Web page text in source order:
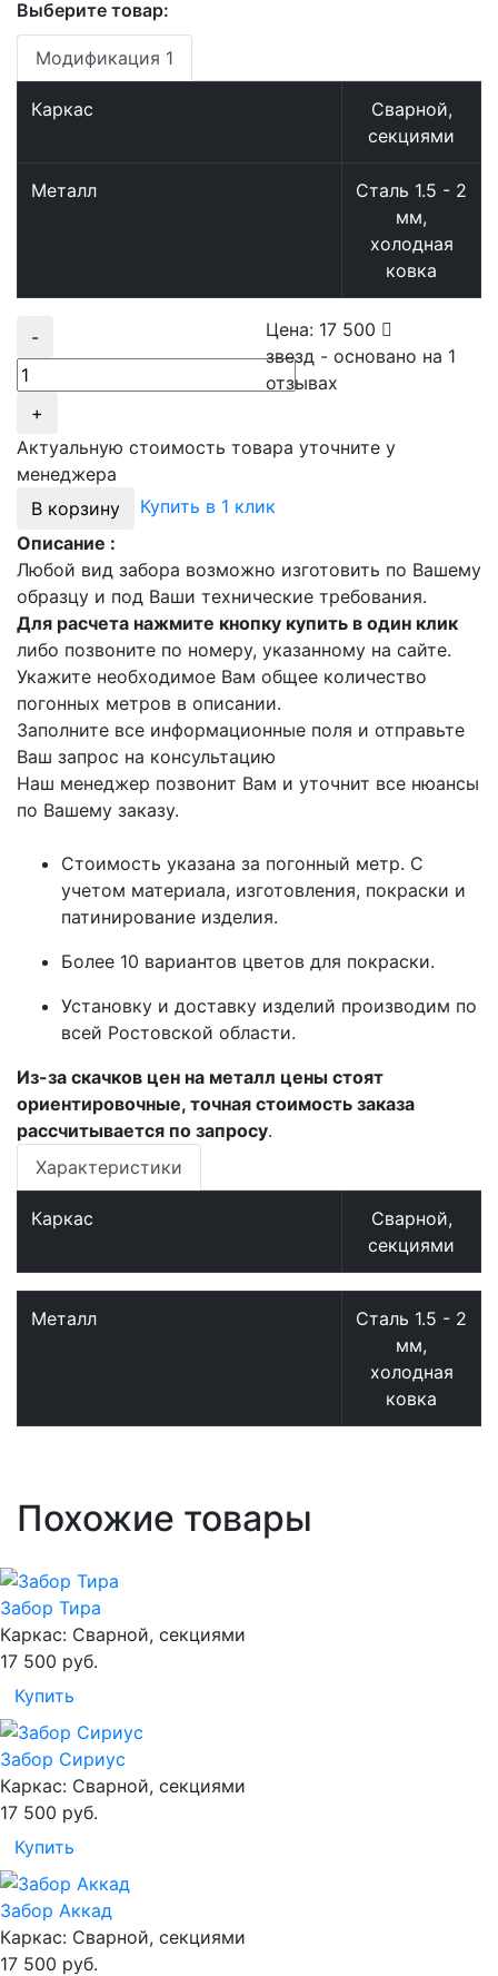
Выберите товар:
Модификация 1
Каркас
Сварной,
секциями
Металл
Сталь 1.5 - 2
мм,
холодная
ковка
-
+
Цена: 17 500
звезд - основано на 1
отзывах
Актуальную стоимость товара уточните у
менеджера
В корзину
Купить в 1 клик
Описание :
Любой вид забора возможно изготовить по Вашему
образцу и под Ваши технические требования.
Для расчета нажмите кнопку купить в один клик
либо позвоните по номеру, указанному на сайте.
Укажите необходимое Вам общее количество
погонных метров в описании.
Заполните все информационные поля и отправьте
Ваш запрос на консультацию
Наш менеджер позвонит Вам и уточнит все нюансы
по Вашему заказу.
Стоимость указана за погонный метр. С
учетом материала, изготовления, покраски и
патинирование изделия.
Более 10 вариантов цветов для покраски.
Установку и доставку изделий производим по
всей Ростовской области.
Из-за скачков цен на металл цены стоят
ориентировочные, точная стоимость заказа
рассчитывается по запросу.
Характеристики
Каркас
Сварной,
секциями
Металл
Сталь 1.5 - 2
мм,
холодная
ковка
Похожие товары
Забор Тира
Каркас: Сварной, секциями
17 500 руб.
Купить
Забор Сириус
Каркас: Сварной, секциями
17 500 руб.
Купить
Забор Аккад
Каркас: Сварной, секциями
17 500 руб.